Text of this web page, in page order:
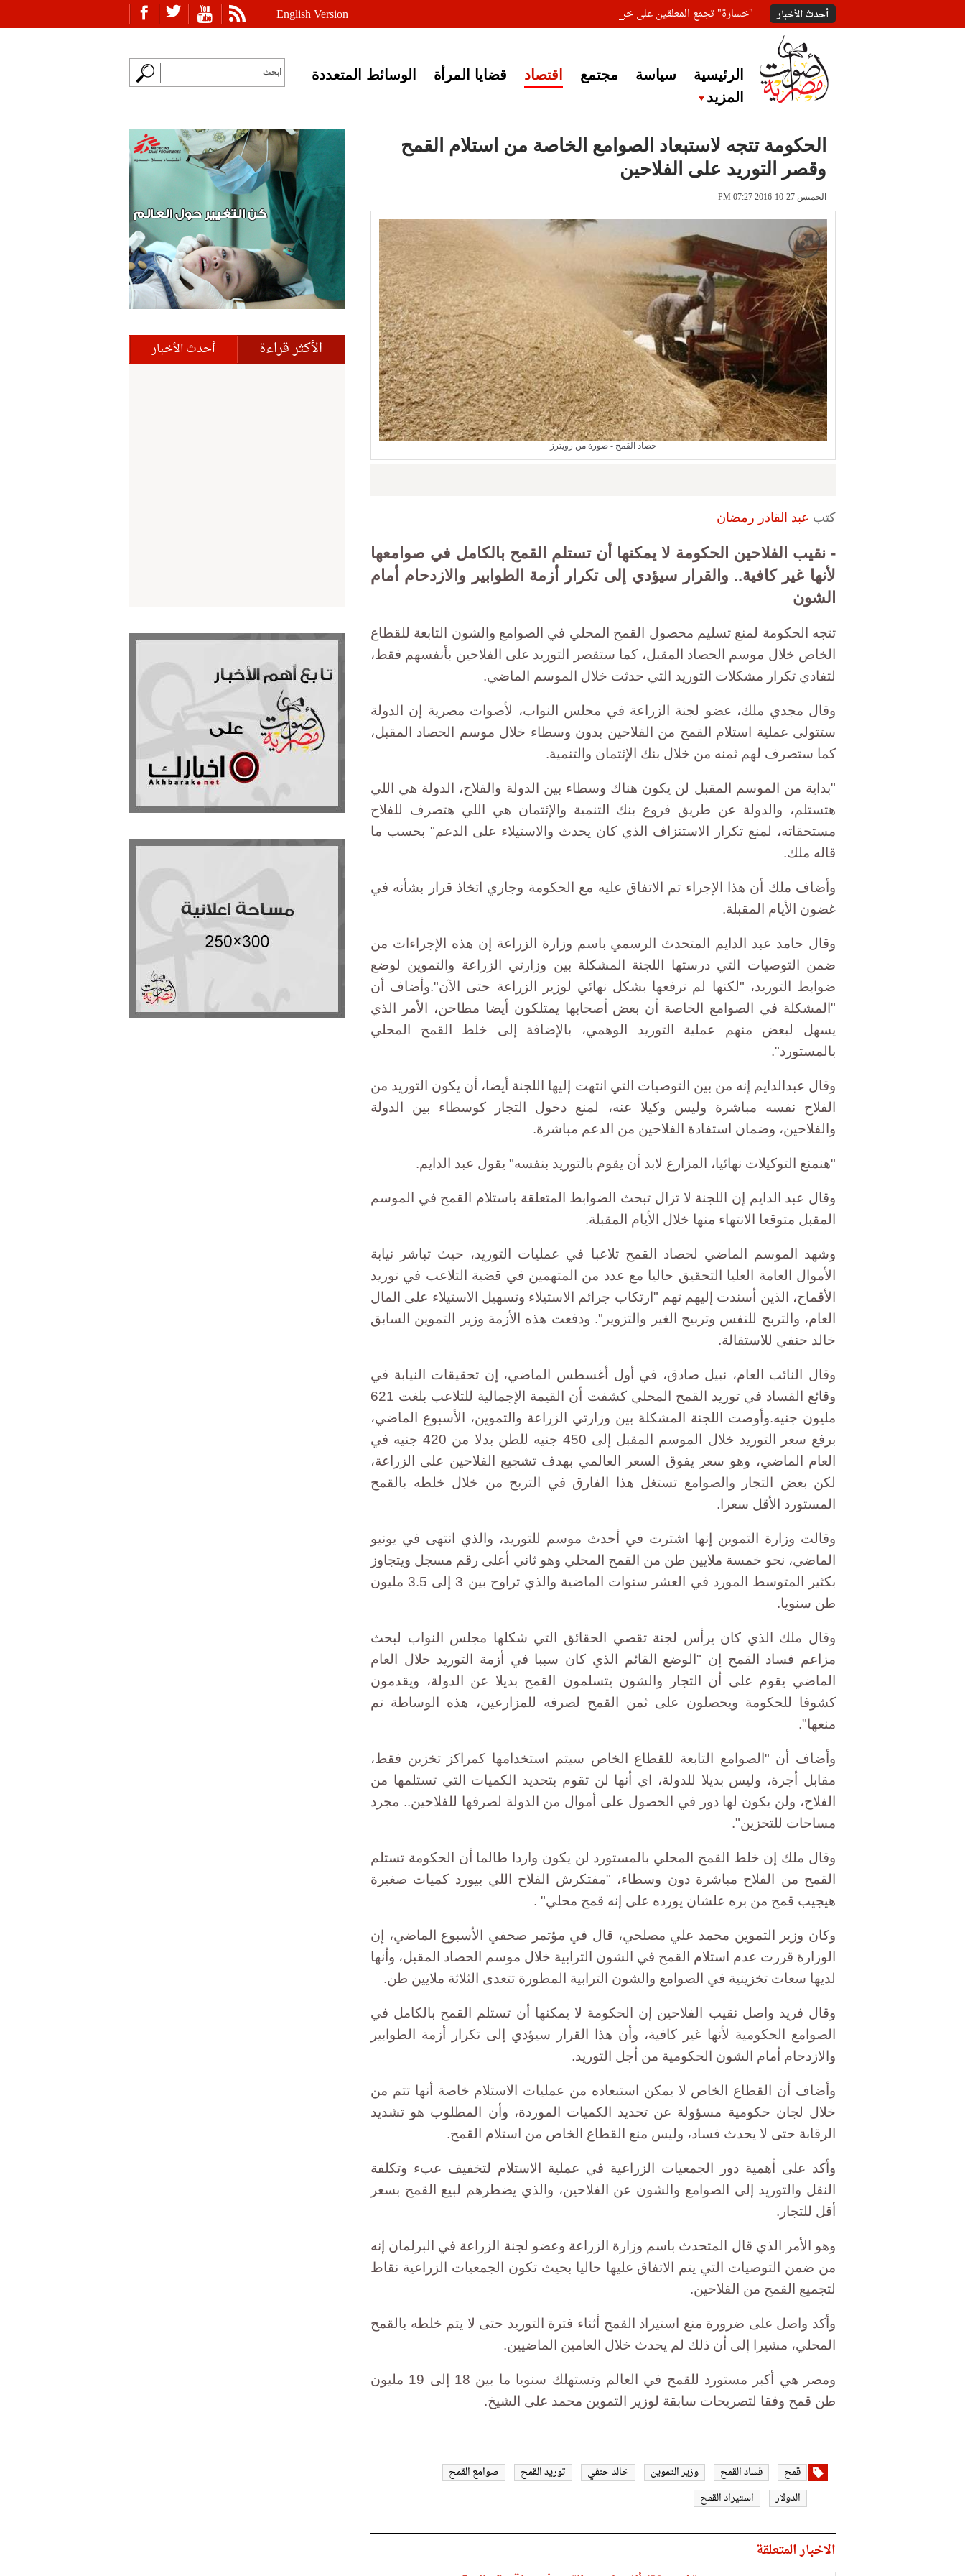
English Version أحدث الأخبار "خسارة" تجمع المعلقين على خبر إغلاق أصوات مصرية
الرئيسية سياسة مجتمع اقتصاد قضايا المرأة
الوسائط المتعددة
المزيد
الحكومة تتجه لاستبعاد الصوامع الخاصة من استلام القمح
وقصر التوريد على الفلاحين
الخميس 27-10-2016 PM 07:27
حصاد القمح - صورة من رويترز
كتب عبد القادر رمضان
- نقيب الفلاحين الحكومة لا يمكنها أن تستلم القمح بالكامل في صوامعها
لأنها غير كافية.. والقرار سيؤدي إلى تكرار أزمة الطوابير والازدحام أمام
الشون
تتجه الحكومة لمنع تسليم محصول القمح المحلي في الصوامع والشون التابعة للقطاع
الخاص خلال موسم الحصاد المقبل، كما ستقصر التوريد على الفلاحين بأنفسهم فقط،
لتفادي تكرار مشكلات التوريد التي حدثت خلال الموسم الماضي.
وقال مجدي ملك، عضو لجنة الزراعة في مجلس النواب، لأصوات مصرية إن الدولة
ستتولى عملية استلام القمح من الفلاحين بدون وسطاء خلال موسم الحصاد المقبل،
كما ستصرف لهم ثمنه من خلال بنك الإئتمان والتنمية.
"بداية من الموسم المقبل لن يكون هناك وسطاء بين الدولة والفلاح، الدولة هي اللي
هتستلم، والدولة عن طريق فروع بنك التنمية والإئتمان هي اللي هتصرف للفلاح
مستحقاته، لمنع تكرار الاستنزاف الذي كان يحدث والاستيلاء على الدعم" بحسب ما
قاله ملك.
وأضاف ملك أن هذا الإجراء تم الاتفاق عليه مع الحكومة وجاري اتخاذ قرار بشأنه في
غضون الأيام المقبلة.
وقال حامد عبد الدايم المتحدث الرسمي باسم وزارة الزراعة إن هذه الإجراءات من
ضمن التوصيات التي درستها اللجنة المشكلة بين وزارتي الزراعة والتموين لوضع
ضوابط التوريد، "لكنها لم ترفعها بشكل نهائي لوزير الزراعة حتى الآن".وأضاف أن
"المشكلة في الصوامع الخاصة أن بعض أصحابها يمتلكون أيضا مطاحن، الأمر الذي
يسهل لبعض منهم عملية التوريد الوهمي، بالإضافة إلى خلط القمح المحلي
بالمستورد".
وقال عبدالدايم إنه من بين التوصيات التي انتهت إليها اللجنة أيضا، أن يكون التوريد من
الفلاح نفسه مباشرة وليس وكيلا عنه، لمنع دخول التجار كوسطاء بين الدولة
والفلاحين، وضمان استفادة الفلاحين من الدعم مباشرة.
"هنمنع التوكيلات نهائيا، المزارع لابد أن يقوم بالتوريد بنفسه" يقول عبد الدايم.
وقال عبد الدايم إن اللجنة لا تزال تبحث الضوابط المتعلقة باستلام القمح في الموسم
المقبل متوقعا الانتهاء منها خلال الأيام المقبلة.
وشهد الموسم الماضي لحصاد القمح تلاعبا في عمليات التوريد، حيث تباشر نيابة
الأموال العامة العليا التحقيق حاليا مع عدد من المتهمين في قضية التلاعب في توريد
الأقماح، الذين أسندت إليهم تهم "ارتكاب جرائم الاستيلاء وتسهيل الاستيلاء على المال
العام، والتربح للنفس وتربيح الغير والتزوير". ودفعت هذه الأزمة وزير التموين السابق
خالد حنفي للاستقالة.
وقال النائب العام، نبيل صادق، في أول أغسطس الماضي، إن تحقيقات النيابة في
وقائع الفساد في توريد القمح المحلي كشفت أن القيمة الإجمالية للتلاعب بلغت 621
مليون جنيه.وأوصت اللجنة المشكلة بين وزارتي الزراعة والتموين، الأسبوع الماضي،
برفع سعر التوريد خلال الموسم المقبل إلى 450 جنيه للطن بدلا من 420 جنيه في
العام الماضي، وهو سعر يفوق السعر العالمي بهدف تشجيع الفلاحين على الزراعة،
لكن بعض التجار والصوامع تستغل هذا الفارق في التربح من خلال خلطه بالقمح
المستورد الأقل سعرا.
وقالت وزارة التموين إنها اشترت في أحدث موسم للتوريد، والذي انتهى في يونيو
الماضي، نحو خمسة ملايين طن من القمح المحلي وهو ثاني أعلى رقم مسجل ويتجاوز
بكثير المتوسط المورد في العشر سنوات الماضية والذي تراوح بين 3 إلى 3.5 مليون
طن سنويا.
وقال ملك الذي كان يرأس لجنة تقصي الحقائق التي شكلها مجلس النواب لبحث
مزاعم فساد القمح إن "الوضع القائم الذي كان سببا في أزمة التوريد خلال العام
الماضي يقوم على أن التجار والشون يتسلمون القمح بديلا عن الدولة، ويقدمون
كشوفا للحكومة ويحصلون على ثمن القمح لصرفه للمزارعين، هذه الوساطة تم
منعها".
وأضاف أن "الصوامع التابعة للقطاع الخاص سيتم استخدامها كمراكز تخزين فقط،
مقابل أجرة، وليس بديلا للدولة، اي أنها لن تقوم بتحديد الكميات التي تستلمها من
الفلاح، ولن يكون لها دور في الحصول على أموال من الدولة لصرفها للفلاحين.. مجرد
مساحات للتخزين".
وقال ملك إن خلط القمح المحلي بالمستورد لن يكون واردا طالما أن الحكومة تستلم
القمح من الفلاح مباشرة دون وسطاء، "مفتكرش الفلاح اللي بيورد كميات صغيرة
هيجيب قمح من بره علشان يورده على إنه قمح محلي" .
وكان وزير التموين محمد علي مصلحي، قال في مؤتمر صحفي الأسبوع الماضي، إن
الوزارة قررت عدم استلام القمح في الشون الترابية خلال موسم الحصاد المقبل، وأنها
لديها سعات تخزينية في الصوامع والشون الترابية المطورة تتعدى الثلاثة ملايين طن.
وقال فريد واصل نقيب الفلاحين إن الحكومة لا يمكنها أن تستلم القمح بالكامل في
الصوامع الحكومية لأنها غير كافية، وأن هذا القرار سيؤدي إلى تكرار أزمة الطوابير
والازدحام أمام الشون الحكومية من أجل التوريد.
وأضاف أن القطاع الخاص لا يمكن استبعاده من عمليات الاستلام خاصة أنها تتم من
خلال لجان حكومية مسؤولة عن تحديد الكميات الموردة، وأن المطلوب هو تشديد
الرقابة حتى لا يحدث فساد، وليس منع القطاع الخاص من استلام القمح.
وأكد على أهمية دور الجمعيات الزراعية في عملية الاستلام لتخفيف عبء وتكلفة
النقل والتوريد إلى الصوامع والشون عن الفلاحين، والذي يضطرهم لبيع القمح بسعر
أقل للتجار.
وهو الأمر الذي قال المتحدث باسم وزارة الزراعة وعضو لجنة الزراعة في البرلمان إنه
من ضمن التوصيات التي يتم الاتفاق عليها حاليا بحيث تكون الجمعيات الزراعية نقاط
لتجميع القمح من الفلاحين.
وأكد واصل على ضرورة منع استيراد القمح أثناء فترة التوريد حتى لا يتم خلطه بالقمح
المحلي، مشيرا إلى أن ذلك لم يحدث خلال العامين الماضيين.
ومصر هي أكبر مستورد للقمح في العالم وتستهلك سنويا ما بين 18 إلى 19 مليون
طن قمح وفقا لتصريحات سابقة لوزير التموين محمد على الشيخ.
قمح فساد القمح وزير التموين خالد حنفي توريد القمح
صوامع القمح
الدولار
استيراد القمح
الاخبار المتعلقة
الأكثر قراءة أحدث الأخبار